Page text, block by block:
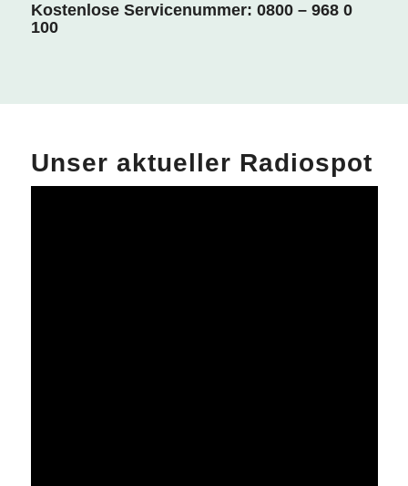
Kostenlose Servicenummer: 0800 – 968 0
100
Unser aktueller Radiospot